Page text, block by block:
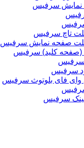
سرفیس
تاچ سرفیس
صفحه نمایش سرفیس
(صفحه کلید) سرفیس
سرفیس
سرفیس
وای فای بلوتوث سرفیس
سرفیس